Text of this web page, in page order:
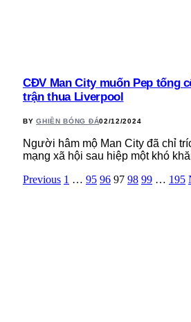
CĐV Man City muốn Pep tống
trận thua Liverpool
BY GHIỀN BÓNG ĐÁ02/12/2024
Người hâm mộ Man City đã chỉ
mạng xã hội sau hiệp một khó
Previous 1 … 95 96 97 98 99 … 195